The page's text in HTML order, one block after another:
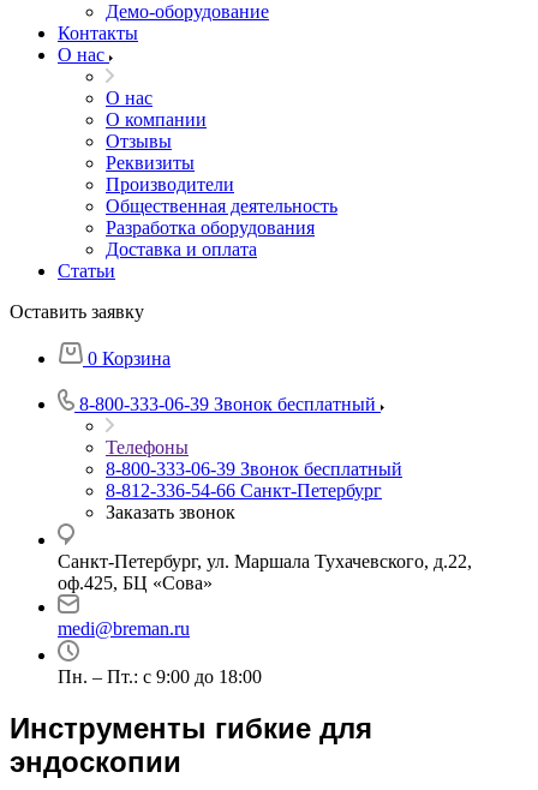
Демо-оборудование
Контакты
О нас
О нас
О компании
Отзывы
Реквизиты
Производители
Общественная деятельность
Разработка оборудования
Доставка и оплата
Статьи
Оставить заявку
0 Корзина
8-800-333-06-39 Звонок бесплатный
Телефоны
8-800-333-06-39 Звонок бесплатный
8-812-336-54-66 Санкт-Петербург
Заказать звонок
Санкт-Петербург, ул. Маршала Тухачевского, д.22,
оф.425, БЦ «Сова»
medi@breman.ru
Пн. – Пт.: с 9:00 до 18:00
Инструменты гибкие для
эндоскопии